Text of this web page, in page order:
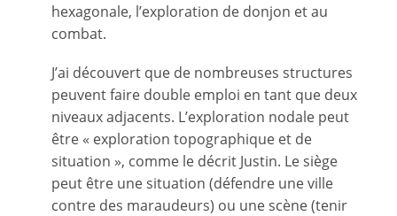
hexagonale, l’exploration de donjon et au
combat.
J’ai découvert que de nombreuses structures
peuvent faire double emploi en tant que deux
niveaux adjacents. L’exploration nodale peut
être « exploration topographique et de
situation », comme le décrit Justin. Le siège
peut être une situation (défendre une ville
contre des maraudeurs) ou une scène (tenir